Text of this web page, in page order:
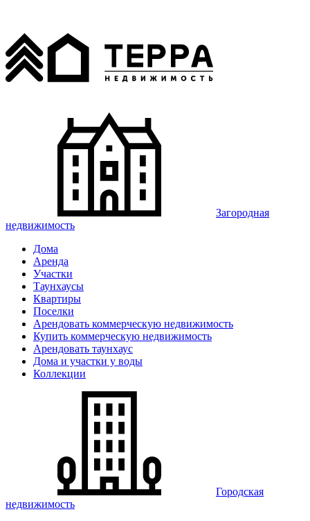
Загородная
недвижимость
Дома
Аренда
Участки
Таунхаусы
Квартиры
Поселки
Арендовать коммерческую недвижимость
Купить коммерческую недвижимость
Арендовать таунхаус
Дома и участки у воды
Коллекции
Городская
недвижимость